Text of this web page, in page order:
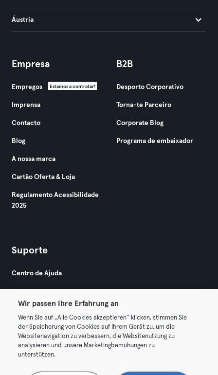
Áustria
Empresa
Empregos Estamos a contratar!
Imprensa
Contacto
Blog
A nossa marca
Cartão Oferta & Loja
Regulamento Acessibilidade
2025
B2B
Desporto Corporativo
Torna-te Parceiro
Corporate Blog
Programa de embaixador
Suporte
Centro de Ajuda
© 2026 Urban Sports Group GmbH. All rights reserved.
Termos & Condições
Rescindir contratos aqui Cancelar contratos aqui
Wir passen Ihre Erfahrung an
Wenn Sie auf „Alle Cookies akzeptieren“ klicken, stimmen Sie
der Speicherung von Cookies auf Ihrem Gerät zu, um die
Websitenavigation zu verbessern, die Websitenutzung zu
analysieren und unsere Marketingbemühungen zu
unterstützen.